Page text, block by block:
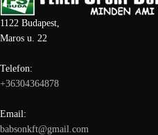
1122 Budapest,
Maros u. 22
Telefon:
+36304364878
Email:
babsonkft@gmail.com